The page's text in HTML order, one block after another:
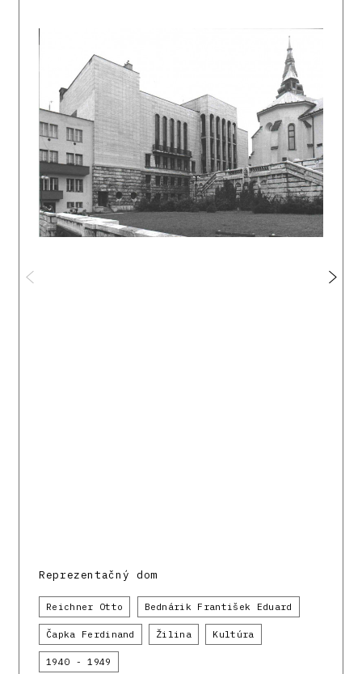
Reprezentačný dom
Reichner Otto Bednárik František Eduard
Čapka Ferdinand Žilina Kultúra
1940 - 1949